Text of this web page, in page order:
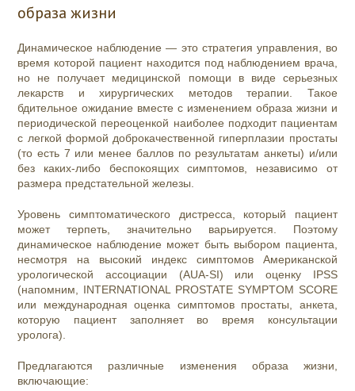
образа жизни
Динамическое наблюдение — это стратегия управления, во
время которой пациент находится под наблюдением врача,
но не получает медицинской помощи в виде серьезных
лекарств и хирургических методов терапии. Такое
бдительное ожидание вместе с изменением образа жизни и
периодической переоценкой наиболее подходит пациентам
с легкой формой доброкачественной гиперплазии простаты
(то есть 7 или менее баллов по результатам анкеты) и/или
без каких-либо беспокоящих симптомов, независимо от
размера предстательной железы.
Уровень симптоматического дистресса, который пациент
может терпеть, значительно варьируется. Поэтому
динамическое наблюдение может быть выбором пациента,
несмотря на высокий индекс симптомов Американской
урологической ассоциации (AUA-SI) или оценку IPSS
(напомним, INTERNATIONAL PROSTATE SYMPTOM SCORE
или международная оценка симптомов простаты, анкета,
которую пациент заполняет во время консультации
уролога).
Предлагаются различные изменения образа жизни,
включающие: